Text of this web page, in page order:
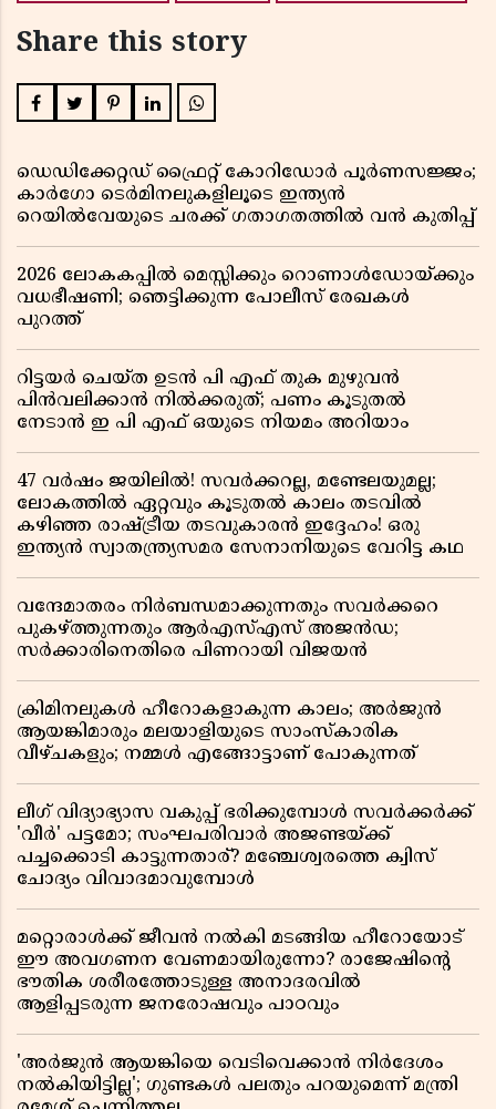
Share this story
ഡെഡിക്കേറ്റഡ് ഫ്രൈറ്റ് കോറിഡോർ പൂർണസജ്ജം;
കാർഗോ ടെർമിനലുകളിലൂടെ ഇന്ത്യൻ
റെയിൽവേയുടെ ചരക്ക് ഗതാഗതത്തിൽ വൻ കുതിപ്പ്
2026 ലോകകപ്പിൽ മെസ്സിക്കും റൊണാൾഡോയ്ക്കും
വധഭീഷണി; ഞെട്ടിക്കുന്ന പോലീസ് രേഖകൾ
പുറത്ത്
റിട്ടയർ ചെയ്ത ഉടൻ പി എഫ് തുക മുഴുവൻ
പിൻവലിക്കാൻ നിൽക്കരുത്; പണം കൂടുതൽ
നേടാൻ ഇ പി എഫ് ഒയുടെ നിയമം അറിയാം
47 വർഷം ജയിലിൽ! സവർക്കറല്ല, മണ്ടേലയുമല്ല;
ലോകത്തിൽ ഏറ്റവും കൂടുതൽ കാലം തടവിൽ
കഴിഞ്ഞ രാഷ്ട്രീയ തടവുകാരൻ ഇദ്ദേഹം! ഒരു
ഇന്ത്യൻ സ്വാതന്ത്ര്യസമര സേനാനിയുടെ വേറിട്ട കഥ
വന്ദേമാതരം നിർബന്ധമാക്കുന്നതും സവർക്കറെ
പുകഴ്ത്തുന്നതും ആർഎസ്എസ് അജൻഡ;
സർക്കാരിനെതിരെ പിണറായി വിജയൻ
ക്രിമിനലുകൾ ഹീറോകളാകുന്ന കാലം; അർജുൻ
ആയങ്കിമാരും മലയാളിയുടെ സാംസ്കാരിക
വീഴ്ചകളും; നമ്മൾ എങ്ങോട്ടാണ് പോകുന്നത്
ലീഗ് വിദ്യാഭ്യാസ വകുപ്പ് ഭരിക്കുമ്പോൾ സവർക്കർക്ക്
'വീർ' പട്ടമോ; സംഘപരിവാർ അജണ്ടയ്ക്ക്
പച്ചക്കൊടി കാട്ടുന്നതാര്? മഞ്ചേശ്വരത്തെ ക്വിസ്
ചോദ്യം വിവാദമാവുമ്പോൾ
മറ്റൊരാൾക്ക് ജീവൻ നൽകി മടങ്ങിയ ഹീറോയോട്
ഈ അവഗണന വേണമായിരുന്നോ? രാജേഷിൻ്റെ
ഭൗതിക ശരീരത്തോടുള്ള അനാദരവിൽ
ആളിപ്പടരുന്ന ജനരോഷവും പാഠവും
'അർജുൻ ആയങ്കിയെ വെടിവെക്കാൻ നിർദേശം
നൽകിയിട്ടില്ല'; ഗുണ്ടകൾ പലതും പറയുമെന്ന് മന്ത്രി